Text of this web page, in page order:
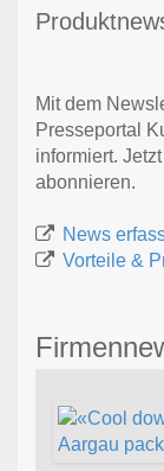
Mit dem
Presseportal
informiert.
abonnieren.
News
Vorteile &